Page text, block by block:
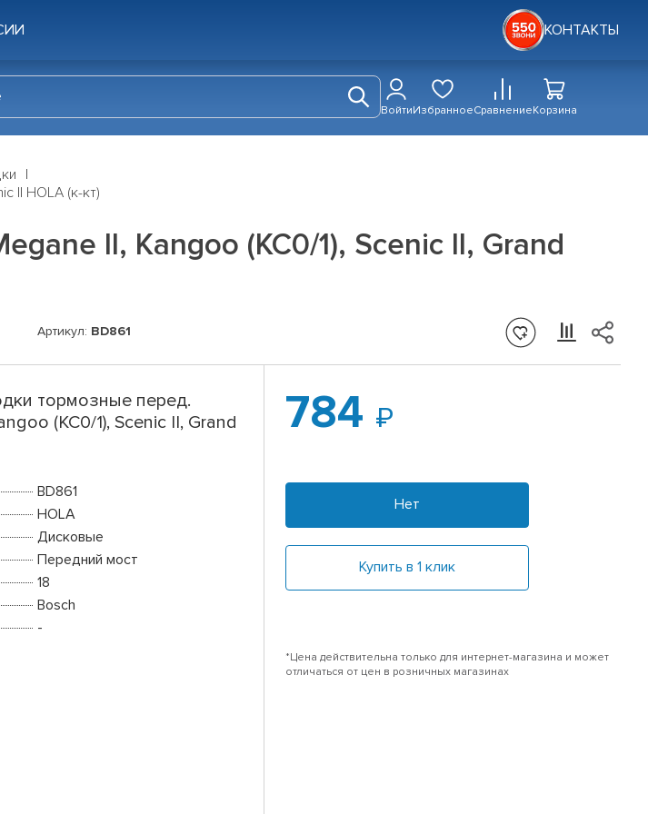
КОНТАКТЫ
ВойтиИзбранноеСравнениеКорзина
II HOLA (к-кт)
II, Kangoo (KC0/1), Scenic II, Grand
Артикул: BD861
тормозные перед.
(KC0/1), Scenic II, Grand
BD861
HOLA
Дисковые
Передний мост
18
Bosch
-
784
Нет
Купить в 1 клик
*Цена действительна только для интернет-магазина и может
отличаться от цен в розничных магазинах